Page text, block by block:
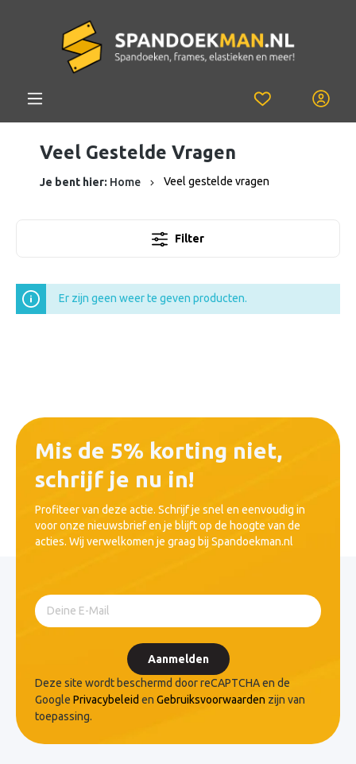
Veel Gestelde Vragen
Je bent hier: Home Veel gestelde vragen
Filter
Er zijn geen weer te geven producten.
Mis de 5% korting niet,
schrijf je nu in!
Profiteer van deze actie. Schrijf je snel en eenvoudig in
voor onze nieuwsbrief en je blijft op de hoogte van de
acties. Wij verwelkomen je graag bij Spandoekman.nl
Aanmelden
Deze site wordt beschermd door reCAPTCHA en de
Google Privacybeleid en Gebruiksvoorwaarden zijn van
toepassing.